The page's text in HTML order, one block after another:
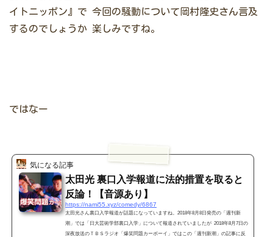
イトニッポン』で 今回の騒動について岡村隆史さん言及
するのでしょうか 楽しみですね。
ではなー
気になる記事
太田光 裏口入学報道に法的措置を取ると
反論！【音源あり】
https://nami55.xyz/comedy/6867
太田光さん裏口入学報道が話題になっていますね。2018年8月8日発売の「週刊新
潮」では「日大芸術学部裏口入学」について報道されていましたが 2018年8月7日の
深夜放送のＴＢＳラジオ「爆笑問題カーボーイ」ではこの「週刊新潮」の記事に反